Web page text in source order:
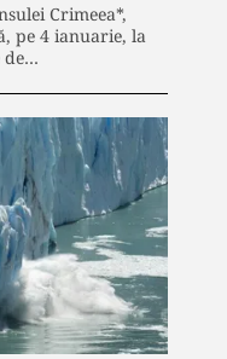
Crimeea*,
pe 4 ianuarie, la
de…